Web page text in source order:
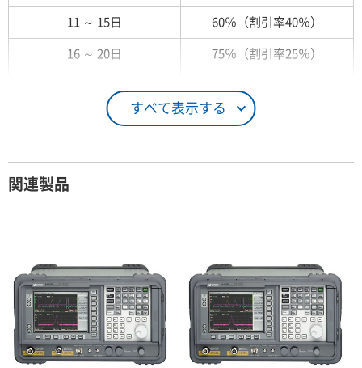
すべて表示する
11 ～ 15日 60％（割引率40％）
16 ～ 20日 75％（割引率25％）
26日 ～ 1ヶ月 100％（割引率 0％）
2ヶ月 90％（割引率10％）
3ヶ月 80％（割引率20％）
4ヶ月 75％（割引率25％）
5ヶ月 70％（割引率30％）
関連製品